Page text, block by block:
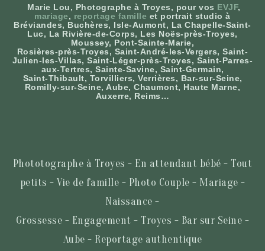
Marie Lou, Photographe à Troyes, pour vos EVJF,
mariage, reportage famille et portrait studio à
Bréviandes, Buchères, Isle-Aumont, La Chapelle-Saint-
Luc, La Rivière-de-Corps, Les Noës-près-Troyes,
Moussey, Pont-Sainte-Marie,
Rosières-près-Troyes, Saint-André-les-Vergers, Saint-
Julien-les-Villas, Saint-Léger-près-Troyes, Saint-Parres-
aux-Tertres, Sainte-Savine, Saint-Germain,
Saint-Thibault, Torvilliers, Verrières, Bar-sur-Seine,
Romilly-sur-Seine, Aube, Chaumont, Haute Marne,
Auxerre, Reims…
Phototographe à Troyes - En attendant bébé - Tout
petits - Vie de famille - Photo Couple - Mariage -
Naissance -
Grossesse - Engagement - Troyes - Bar sur Seine -
Aube - Reportage authentique